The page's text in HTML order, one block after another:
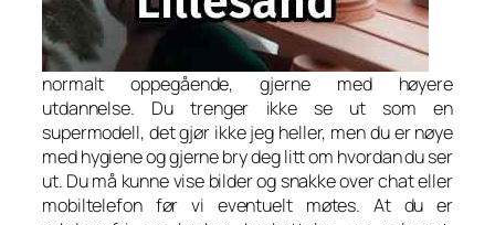
normalt oppegående, gjerne med høyere
utdannelse. Du trenger ikke se ut som en
supermodell, det gjør ikke jeg heller, men du er nøye
med hygiene og gjerne bry deg litt om hvordan du ser
ut. Du må kunne vise bilder og snakke over chat eller
mobiltelefon før vi eventuelt møtes. At du er